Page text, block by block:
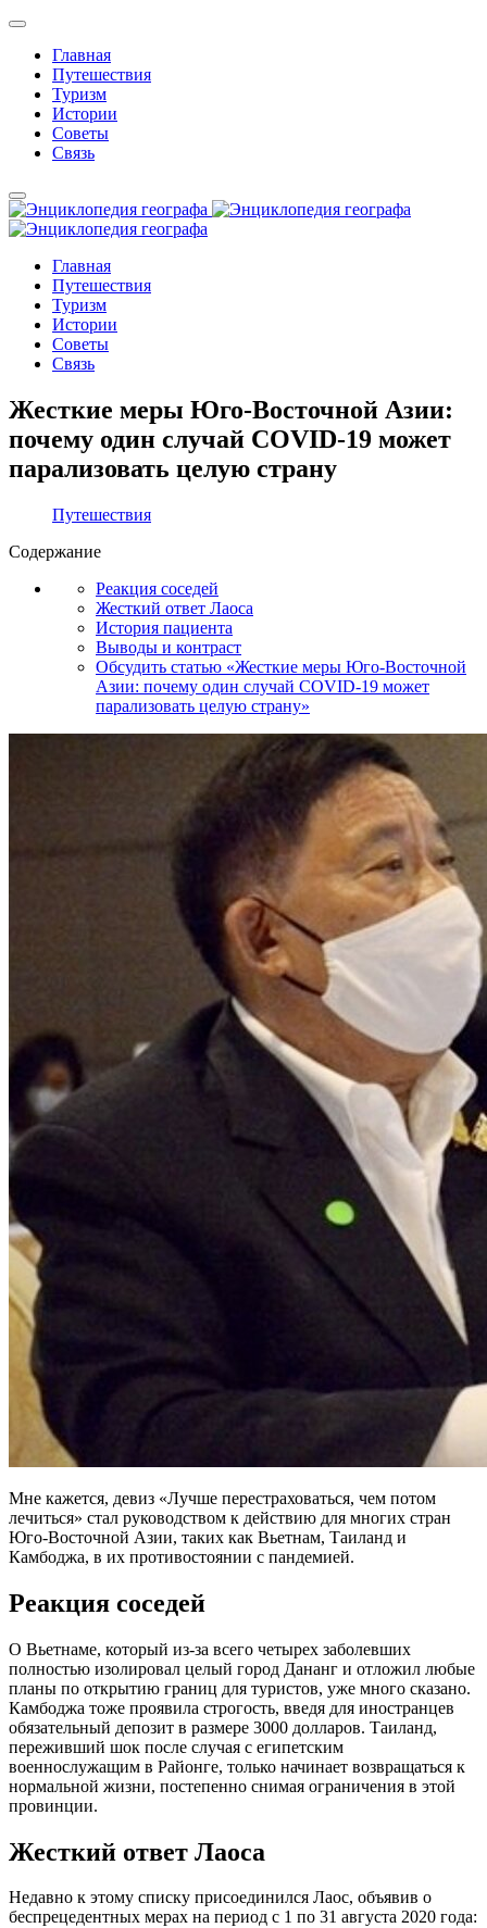
Главная
Путешествия
Туризм
Истории
Советы
Связь
Главная
Путешествия
Туризм
Истории
Советы
Связь
Жесткие меры Юго-Восточной Азии:
почему один случай COVID-19 может
парализовать целую страну
Путешествия
Содержание
Реакция соседей
Жесткий ответ Лаоса
История пациента
Выводы и контраст
Обсудить статью «Жесткие меры Юго-Восточной
Азии: почему один случай COVID-19 может
парализовать целую страну»
Мне кажется, девиз «Лучше перестраховаться, чем потом
лечиться» стал руководством к действию для многих стран
Юго-Восточной Азии, таких как Вьетнам, Таиланд и
Камбоджа, в их противостоянии с пандемией.
Реакция соседей
О Вьетнаме, который из-за всего четырех заболевших
полностью изолировал целый город Дананг и отложил любые
планы по открытию границ для туристов, уже много сказано.
Камбоджа тоже проявила строгость, введя для иностранцев
обязательный депозит в размере 3000 долларов. Таиланд,
переживший шок после случая с египетским
военнослужащим в Районге, только начинает возвращаться к
нормальной жизни, постепенно снимая ограничения в этой
провинции.
Жесткий ответ Лаоса
Недавно к этому списку присоединился Лаос, объявив о
беспрецедентных мерах на период с 1 по 31 августа 2020 года: